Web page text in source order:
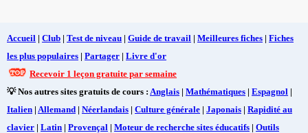
Accueil | Club | Test de niveau | Guide de travail | Meilleures fiches | Fiches
les plus populaires | Partager | Livre d'or
Recevoir 1 leçon gratuite par semaine
💡 Nos autres sites gratuits de cours : Anglais | Mathématiques | Espagnol |
Italien | Allemand | Néerlandais | Culture générale | Japonais | Rapidité au
clavier | Latin | Provençal | Moteur de recherche sites éducatifs | Outils